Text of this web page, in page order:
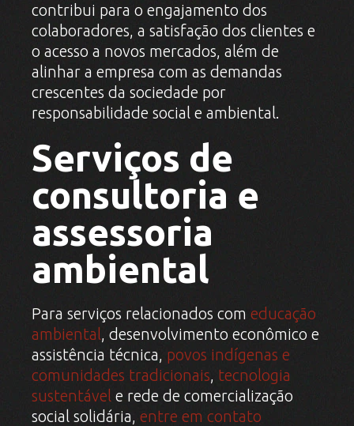
contribui para o engajamento dos
colaboradores, a satisfação dos clientes e
o acesso a novos mercados, além de
alinhar a empresa com as demandas
crescentes da sociedade por
responsabilidade social e ambiental.
Serviços de
consultoria e
assessoria
ambiental
Para serviços relacionados com educação
ambiental, desenvolvimento econômico e
assistência técnica, povos indígenas e
comunidades tradicionais, tecnologia
sustentável e rede de comercialização
social solidária, entre em contato